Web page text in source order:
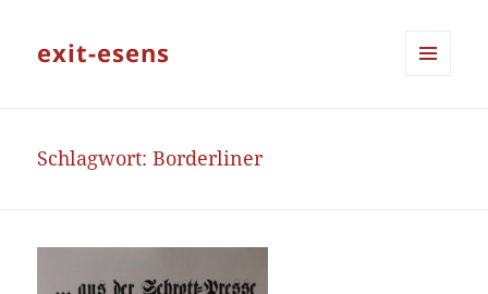
exit-esens
Schlagwort:Borderliner